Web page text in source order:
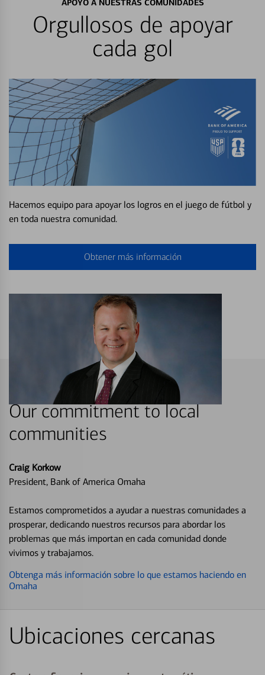
APOYO A NUESTRAS COMUNIDADES
Orgullosos de apoyar
cada gol
Hacemos equipo para apoyar los logros en el juego de fútbol y
en toda nuestra comunidad.
Obtener más información
Our commitment to local
communities
Craig Korkow
President, Bank of America Omaha
Estamos comprometidos a ayudar a nuestras comunidades a
prosperar, dedicando nuestros recursos para abordar los
problemas que más importan en cada comunidad donde
vivimos y trabajamos.
Obtenga más información sobre lo que estamos haciendo en
Omaha
Ubicaciones cercanas